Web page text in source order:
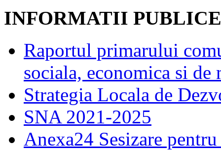
INFORMATII PUBLICE
Raportul primarului
sociala, economica si
Strategia Locala de
SNA 2021-2025
Anexa24 Sesizare